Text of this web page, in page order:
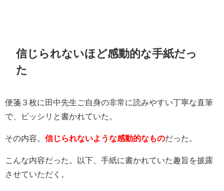
信じられないほど感動的な手紙だっ
た
便箋３枚に田中先生ご自身の非常に読みやすい丁寧な直筆
で、ビッシリと書かれていた。
その内容。 信じられないような感動的なものだった。
こんな内容だった。以下、手紙に書かれていた趣旨を披露
させていただく。